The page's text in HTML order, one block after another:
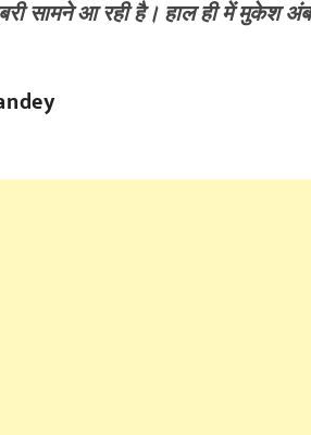
सामने आ रही है। हाल ही में मुकेश